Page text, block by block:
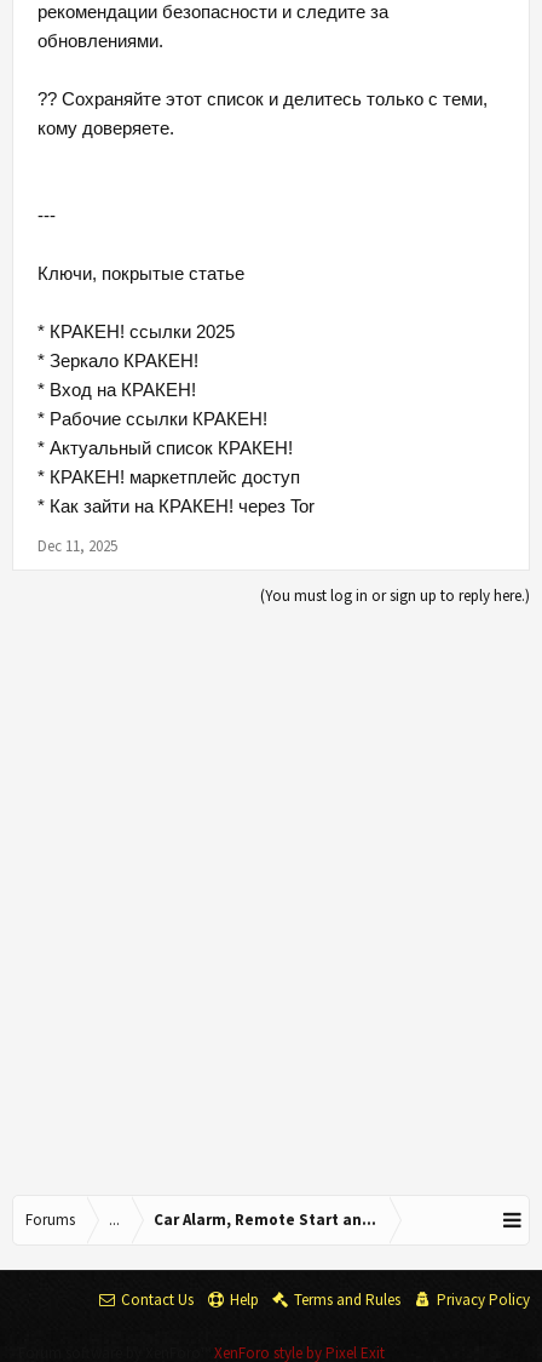
рекомендации безопасности и следите за
обновлениями.
?? Сохраняйте этот список и делитесь только с теми,
кому доверяете.
---
Ключи, покрытые статье
* КРАКЕН! ссылки 2025
* Зеркало КРАКЕН!
* Вход на КРАКЕН!
* Рабочие ссылки КРАКЕН!
* Актуальный список КРАКЕН!
* КРАКЕН! маркетплейс доступ
* Как зайти на КРАКЕН! через Tor
Dec 11, 2025
(You must log in or sign up to reply here.)
Forums ... Car Alarm, Remote Start and other Accessories.
Contact Us Help Terms and Rules Privacy Policy
XenForo style by Pixel Exit